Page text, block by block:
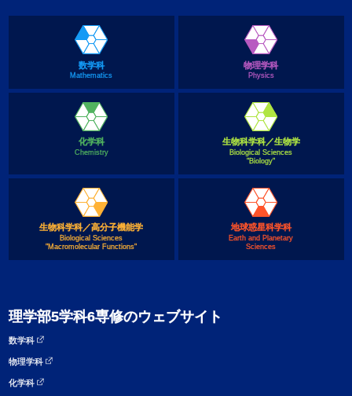
数学科
Mathematics
物理学科
Physics
化学科
Chemistry
生物科学科／生物学
Biological Sciences
"Biology"
生物科学科／高分子機能学
Biological Sciences
"Macromolecular Functions"
地球惑星科学科
Earth and Planetary
Sciences
理学部5学科6専修のウェブサイト
数学科
物理学科
化学科